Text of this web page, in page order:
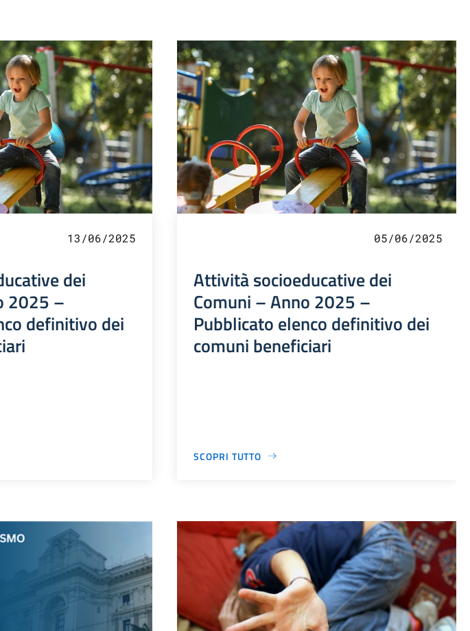
13/06/2025
dei
2025 –
definitivo dei
05/06/2025
Attività socioeducative dei
Comuni – Anno 2025 –
Pubblicato elenco definitivo dei
comuni beneficiari
SCOPRI TUTTO